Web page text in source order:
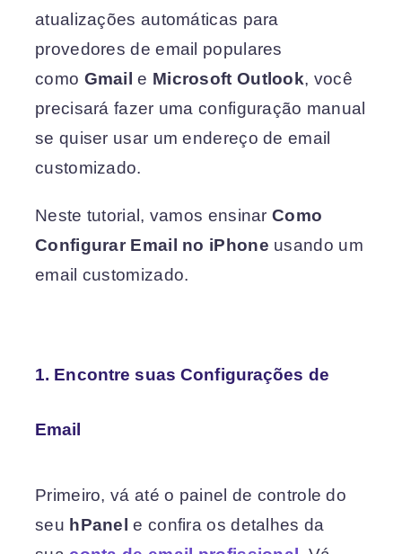
atualizações automáticas para
provedores de email populares
como Gmaile Microsoft Outlook, você
precisará fazer uma configuração manual
se quiser usar um endereço de email
customizado.
Neste tutorial, vamos ensinar Como
Configurar Email no iPhone usando um
email customizado.
1. Encontre suas Configurações de
Email
Primeiro, vá até o painel de controle do
seu hPanel e confira os detalhes da